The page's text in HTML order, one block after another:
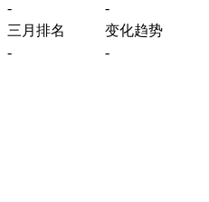
-
-
三月排名
变化趋势
- -